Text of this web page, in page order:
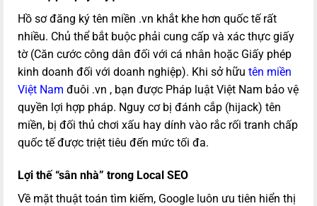
Hồ sơ đăng ký tên miền .vn khắt khe hơn quốc tế rất
nhiều. Chủ thể bắt buộc phải cung cấp và xác thực giấy
tờ (Căn cước công dân đối với cá nhân hoặc Giấy phép
kinh doanh đối với doanh nghiệp). Khi sở hữu tên miền
Việt Nam đuôi .vn , bạn được Pháp luật Việt Nam bảo vệ
quyền lợi hợp pháp. Nguy cơ bị đánh cắp (hijack) tên
miền, bị đối thủ chơi xấu hay dính vào rắc rối tranh chấp
quốc tế được triệt tiêu đến mức tối đa.
Lợi thế “sân nhà” trong Local SEO
Về mặt thuật toán tìm kiếm, Google luôn ưu tiên hiển thị